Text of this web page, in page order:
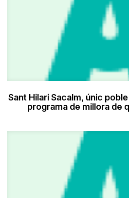
Sant Hilari Sacalm, únic
programa de millora de